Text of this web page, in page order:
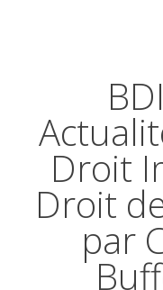
Droit
Droit
par